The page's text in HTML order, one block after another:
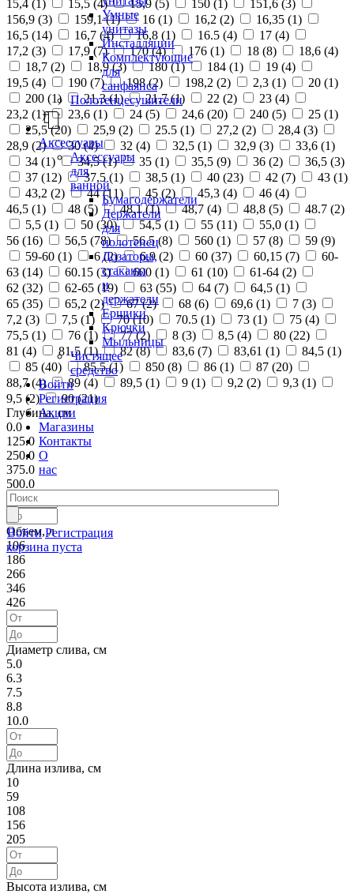
Умные
унитазы
Инсталляции
Комплектующие
для
санфаянса
Полотенцесушители
Аксессуары
Аксессуары
для
ванной
Бумагодержатели
Держатели
для
полотенец
Дозаторы,
стаканы
и
держатели
Ершики
Крючки
Мыльницы
Чистящее
средство
Войти
Регистрация
Акции
Магазины
Контакты
О
нас
Войти Регистрация
корзина пуста
15,4 (1 ) 15,5 (4) 15,9 (5) 150 (1 ) 151,6 (3)
156,9 (3) 159,1 (1) 16 (1) 16,2 (2) 16,35 (1)
16,5 (14) 16,7 (4) 16,8 (1) 16.5 (4) 17 (4)
17,2 (3) 17,9 (7) 170 (4) 176 (1) 18 (8) 18,6 (4)
18,7 (2) 18,9 (3) 180 (1) 184 (1) 19 (4)
19,5 (4) 190 (7) 198 (2) 198,2 (2) 2,3 (1) 20 (1)
200 (1) 21,3 (1) 21,7 (1) 22 (2) 23 (4)
23,2 (1) 23,6 (1) 24 (5) 24,6 (20) 240 (5) 25 (1)
25,5 (20) 25,9 (2) 25.5 (1) 27,2 (2) 28,4 (3)
28,9 (2) 30 (4) 32 (4) 32,5 (1) 32,9 (3) 33,6 (1)
34 (1) 34,5 (1) 35 (1) 35,5 (9) 36 (2) 36,5 (3)
37 (12) 37,5 (1) 38,5 (1) 40 (23) 42 (7) 43 (1)
43,2 (2) 44 (11) 45 (2) 45,3 (4) 46 (4)
46,5 (1) 48 (5) 48,1 (1) 48,7 (4) 48,8 (5) 48.7 (2)
5,5 (1) 50 (30) 54,5 (1) 55 (11) 55,0 (1)
56 (16) 56,5 (78) 56.5 (8) 560 (1) 57 (8) 59 (9)
59-60 (1) 6 (2) 6,9 (2) 60 (37) 60,15 (7)
60-
63 (14) 60.15 (3) 600 (1) 61 (10) 61-64 (2)
62 (32) 62-65 (19) 63 (55) 64 (7) 64,5 (1)
65 (35) 65,2 (2) 67 (2) 68 (6) 69,6 (1) 7 (3)
7,2 (3) 7,5 (1) 70 (10) 70.5 (1) 73 (1) 75 (4)
75,5 (1) 76 (1) 77 (2) 8 (3) 8,5 (4) 80 (22)
81 (4) 81,5 (1) 82 (8) 83,6 (7) 83,61 (1) 84,5 (1)
85 (40) 85,5 (1) 850 (8) 86 (1) 87 (20)
88,7 (4) 89 (4) 89,5 (1) 9 (1) 9,2 (2) 9,3 (1)
9,5 (2) 90 (21)
Глубина, см
0.0
125.0
250.0
375.0
500.0
Объем, л
106
186
266
346
426
Диаметр слива, см
5.0
6.3
7.5
8.8
10.0
Длина излива, см
10
59
108
156
205
Высота излива, см